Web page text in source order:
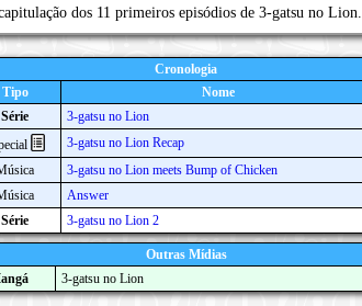
dos 11 primeiros episódios de 3-gatsu no Lion.
Cronologia
Tipo Nome
Série 3-gatsu no Lion
3-gatsu no Lion Recap
3-gatsu no Lion meets Bump of Chicken
Answer
Série 3-gatsu no Lion 2
Outras Mídias
3-gatsu no Lion